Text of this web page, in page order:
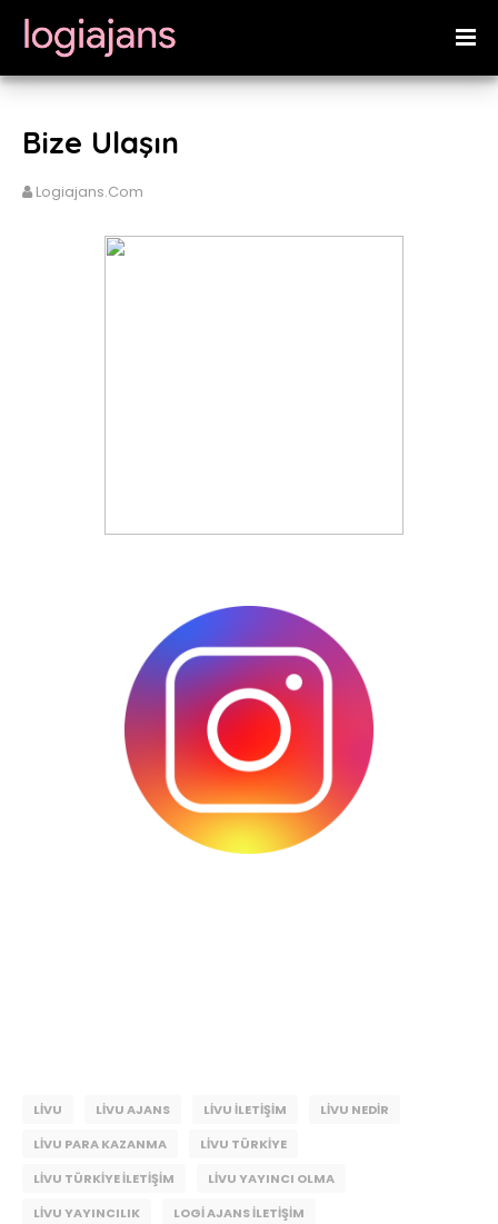
Bize Ulaşın
Logiajans.com
LIVU LIVU AJANS LIVU ILETIŞIM
LIVU NEDIR
LIVU PARA KAZANMA
LIVU TÜRKIYE
LIVU TÜRKIYE ILETIŞIM
LIVU YAYINCI OLMA
LIVU YAYINCILIK
LOGI AJANS ILETIŞIM